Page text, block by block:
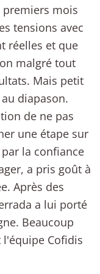
premiers mois
tensions avec
réelles et que
malgré tout
Mais petit
diapason.
de ne pas
une étape sur
la confiance
a pris goût à
Après des
a lui porté
Beaucoup
Cofidis